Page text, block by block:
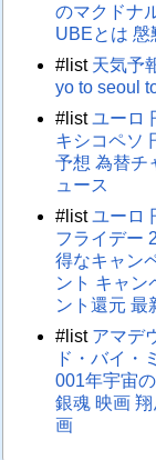
のマクドナ
UBEとは 慇
#list 天気予
yo to seoul
#listユーロ
キシコペソ
予想 為替チ
ュース
#listユーロ
フライデー
得なキャン
ント キャン
ント還元 最
#list アマデ
ド・バイ・
001年宇宙
銀魂 映画 翔
画